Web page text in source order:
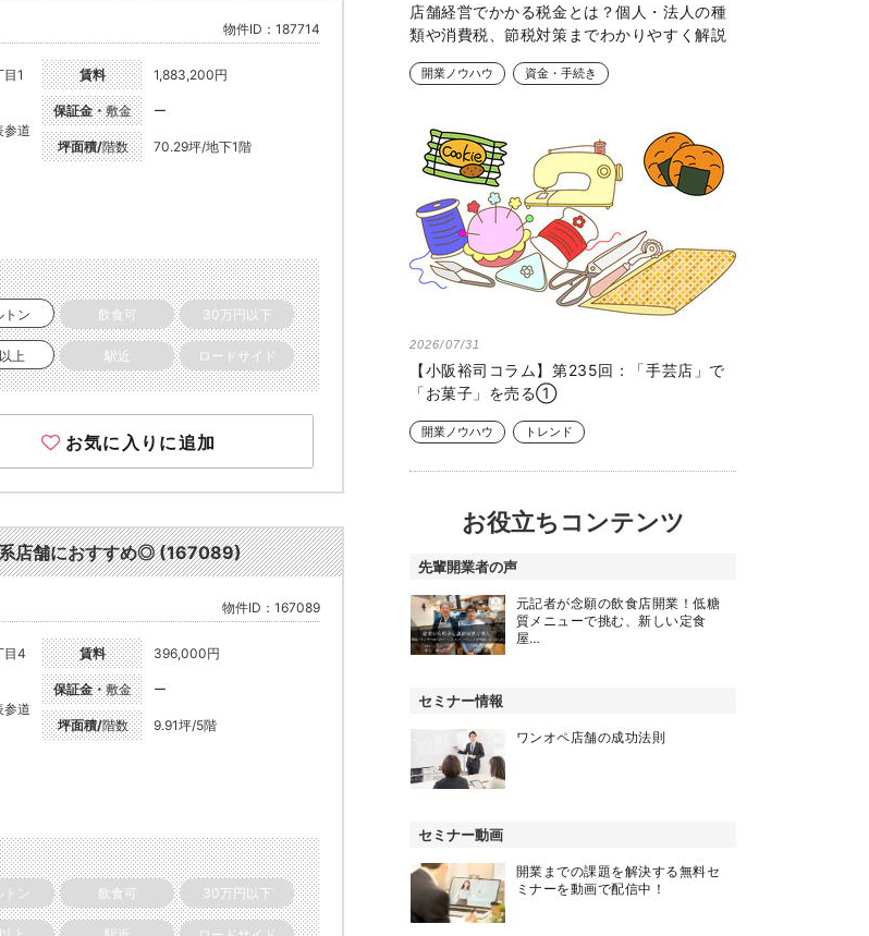
物件ID：187714
1
参道
賃料 1,883,200円
保証金・敷金 ー
坪面積/階数 70.29坪/地下1階
トン 飲食可 30万円以下
上 駅近 ロードサイド
お気に入りに追加
系店舗におすすめ◎ (167089)
物件ID：167089
目4
参道
賃料 396,000円
保証金・敷金 ー
坪面積/階数 9.91坪/5階
トン 飲食可 30万円以下
店舗経営でかかる税金とは？個人・法人の種
類や消費税、節税対策までわかりやすく解説
開業ノウハウ 資金・手続き
2026/07/31
【小阪裕司コラム】第235回：「手芸店」で
「お菓子」を売る①
開業ノウハウ トレンド
お役立ちコンテンツ
先輩開業者の声
元記者が念願の飲食店開業！低糖
質メニューで挑む、新しい定食
屋…
セミナー情報
ワンオペ店舗の成功法則
セミナー動画
開業までの課題を解決する無料セ
ミナーを動画で配信中！